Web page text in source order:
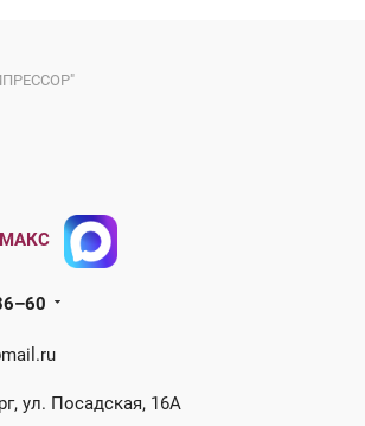
МАКС
ул. Посадская, 16А